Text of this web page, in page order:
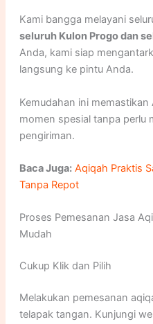
Kami bangga melayani
seluruh Kulon Progo dan
Anda, kami siap
langsung ke pintu Anda.
Kemudahan ini
momen spesial tanpa perlu
pengiriman.
Baca Juga: Aqiqah Praktis
Tanpa Repot
Proses Pemesanan Jasa
Mudah
Cukup Klik dan Pilih
Melakukan pemesanan
telapak tangan. Kunjungi